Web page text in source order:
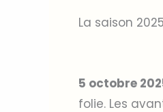
La saison
5 octobre
folie. Les